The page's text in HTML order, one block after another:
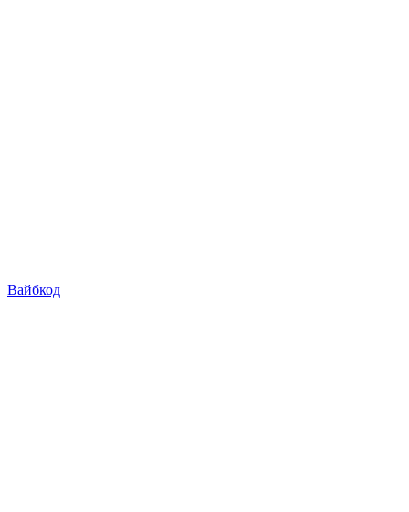
Вайбкод